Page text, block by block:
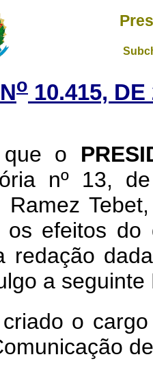
o 10.415,
que o
nº 13,
os efeitos
redação
a seguinte
o cargo